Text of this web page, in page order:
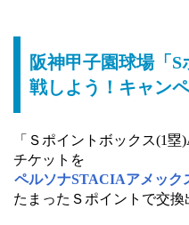
阪神甲子園球場「
戦しよう！キャン
「Ｓポイントボックス(1塁
チケットを
ペルソナSTACIAアメック
たまったＳポイントで交換